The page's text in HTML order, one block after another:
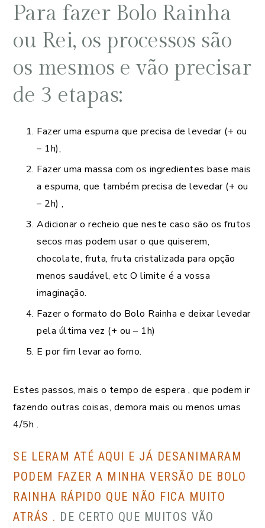
Para fazer Bolo Rainha
ou Rei, os processos são
os mesmos e vão precisar
de 3 etapas:
Fazer uma espuma que precisa de levedar (+ ou
– 1h),
Fazer uma massa com os ingredientes base mais
a espuma, que também precisa de levedar (+ ou
– 2h) ,
Adicionar o recheio que neste caso são os frutos
secos mas podem usar o que quiserem,
chocolate, fruta, fruta cristalizada para opção
menos saudável, etc O limite é a vossa
imaginação.
Fazer o formato do Bolo Rainha e deixar levedar
pela última vez (+ ou – 1h)
E por fim levar ao forno.
Estes passos, mais o tempo de espera , que podem ir
fazendo outras coisas, demora mais ou menos umas
4/5h .
SE LERAM ATÉ AQUI E JÁ DESANIMARAM
PODEM FAZER A MINHA VERSÃO DE BOLO
RAINHA RÁPIDO QUE NÃO FICA MUITO
ATRÁS . DE CERTO QUE MUITOS VÃO